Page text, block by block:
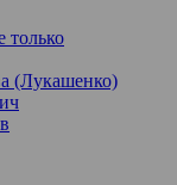
только
(Лукашенко)